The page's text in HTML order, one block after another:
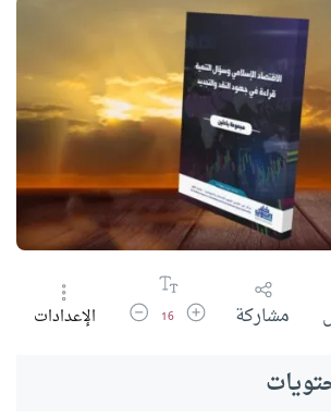
مشاركة زيادة حجم الخط
16 تقليل حجم الخط
الإعدادات